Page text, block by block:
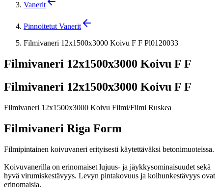
Vanerit
Pinnoitetut Vanerit
Filmivaneri 12x1500x3000 Koivu F F Pl0120033
Filmivaneri 12x1500x3000 Koivu F F
Filmivaneri 12x1500x3000 Koivu F F
Filmivaneri 12x1500x3000 Koivu Filmi/Filmi Ruskea
Filmivaneri Riga Form
Filmipintainen koivuvaneri erityisesti käytettäväksi betonimuoteissa.
Koivuvanerilla on erinomaiset lujuus- ja jäykkysominaisuudet sekä
hyvä virumiskestävyys. Levyn pintakovuus ja kolhunkestävyys ovat
erinomaisia.